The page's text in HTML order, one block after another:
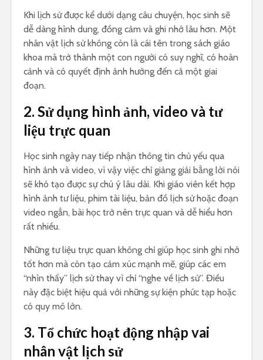
Khi lịch sử được kể dưới dạng câu chuyện, học sinh sẽ
dễ dàng hình dung, đồng cảm và ghi nhớ lâu hơn. Một
nhân vật lịch sử không còn là cái tên trong sách giáo
khoa mà trở thành một con người có suy nghĩ, có hoàn
cảnh và có quyết định ảnh hưởng đến cả một giai
đoạn.
2. Sử dụng hình ảnh, video và tư
liệu trực quan
Học sinh ngày nay tiếp nhận thông tin chủ yếu qua
hình ảnh và video, vì vậy việc chỉ giảng giải bằng lời nói
sẽ khó tạo được sự chú ý lâu dài. Khi giáo viên kết hợp
hình ảnh tư liệu, phim tài liệu, bản đồ lịch sử hoặc đoạn
video ngắn, bài học trở nên trực quan và dễ hiểu hơn
rất nhiều.
Những tư liệu trực quan không chỉ giúp học sinh ghi nhớ
tốt hơn mà còn tạo cảm xúc mạnh mẽ, giúp các em
“nhìn thấy” lịch sử thay vì chỉ “nghe về lịch sử”. Điều
này đặc biệt hiệu quả với những sự kiện phức tạp hoặc
có quy mô lớn.
3. Tổ chức hoạt động nhập vai
nhân vật lịch sử